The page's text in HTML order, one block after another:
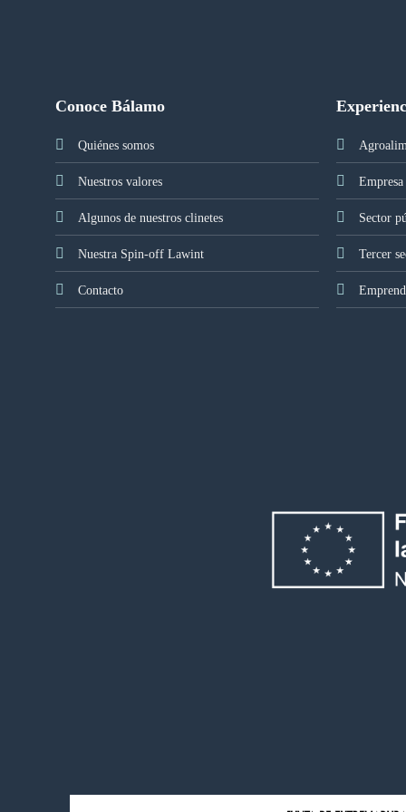
Conoce Bálamo
Quiénes somos
Nuestros valores
Algunos de nuestros clinetes
Nuestra Spin-off Lawint
Contacto
Sector
Tercer